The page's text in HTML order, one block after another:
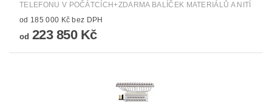
TELEFONU V POČÁTCÍCH+ZDARMA BALÍČEK MATERIÁLŮ A NITÍ
od 185 000 Kč bez DPH
od 223 850 Kč